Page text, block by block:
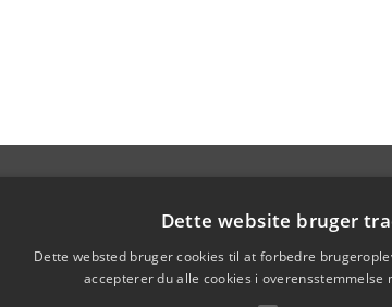
Dette website bruger
Dette websted bruger cookies til at forbedre
accepterer du alle cookies i overensstemmelse